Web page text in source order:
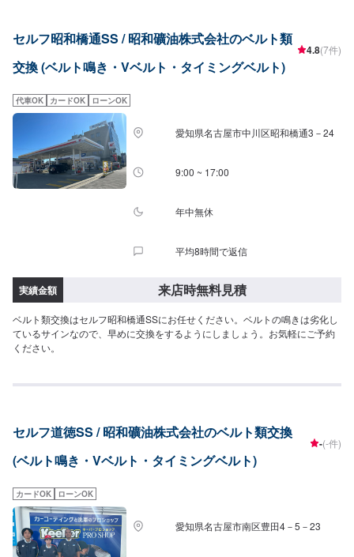
セルフ昭和橋通SS / 昭和礦油株式会社のベルト類
交換 (ベルト鳴き・Vベルト・タイミングベルト)
4.8(7件)
代車OK カードOK ローンOK
愛知県名古屋市中川区昭和橋通3－24
9:00 ~ 17:00
年中無休
平均8時間で返信
実績金額 来店時無料見積
ベルト類交換はセルフ昭和橋通SSにお任せください。ベルトの鳴きは劣化し
ているサインなので、早めに交換をするようにしましょう。お気軽にご予約
ください。
セルフ道徳SS / 昭和礦油株式会社のベルト類交換
(ベルト鳴き・Vベルト・タイミングベルト)
-(-件)
カードOK ローンOK
愛知県名古屋市南区豊田4－5－23